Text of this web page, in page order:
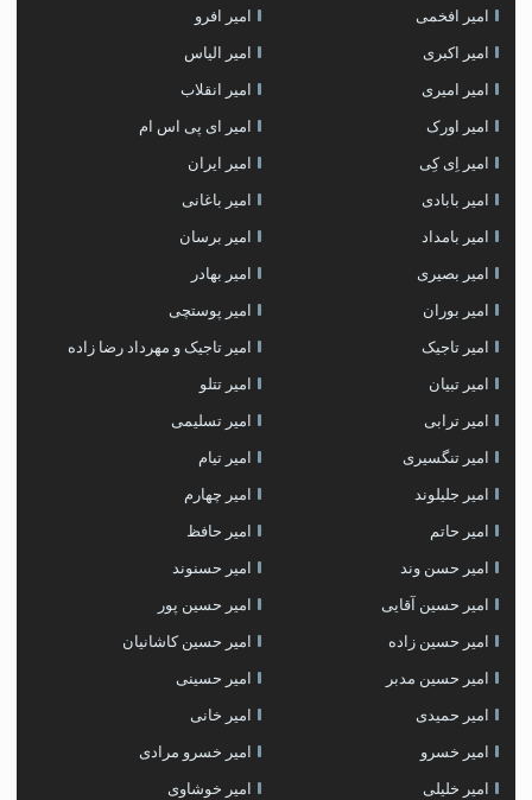
امیر افخمی امیر افرو
امیر اکبری امیر الیاس
امیر امیری امیر انقلاب
امیر اورک امیر ای پی اس ام
امیر اِی کِی امیر ایران
امیر بابادی امیر باغانی
امیر بامداد امیر برسان
امیر بصیری امیر بهادر
امیر بوران امیر پوستچی
امیر تاجیک امیر تاجیک و مهرداد رضا زاده
امیر تبیان امیر تتلو
امیر ترابی امیر تسلیمی
امیر تنگسیری امیر تیام
امیر جلیلوند امیر چهارم
امیر حاتم امیر حافظ
امیر حسن وند امیر حسنوند
امیر حسین آقایی امیر حسین پور
امیر حسین زاده امیر حسین کاشانیان
امیر حسین مدبر امیر حسینی
امیر حمیدی امیر خانی
امیر خسرو امیر خسرو مرادی
امیر خلیلی امیر خوشاوی